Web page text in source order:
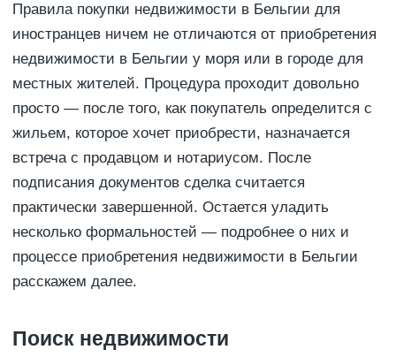
Правила покупки недвижимости в Бельгии для
иностранцев ничем не отличаются от приобретения
недвижимости в Бельгии у моря или в городе для
местных жителей. Процедура проходит довольно
просто — после того, как покупатель определится с
жильем, которое хочет приобрести, назначается
встреча с продавцом и нотариусом. После
подписания документов сделка считается
практически завершенной. Остается уладить
несколько формальностей — подробнее о них и
процессе приобретения недвижимости в Бельгии
расскажем далее.
Поиск недвижимости